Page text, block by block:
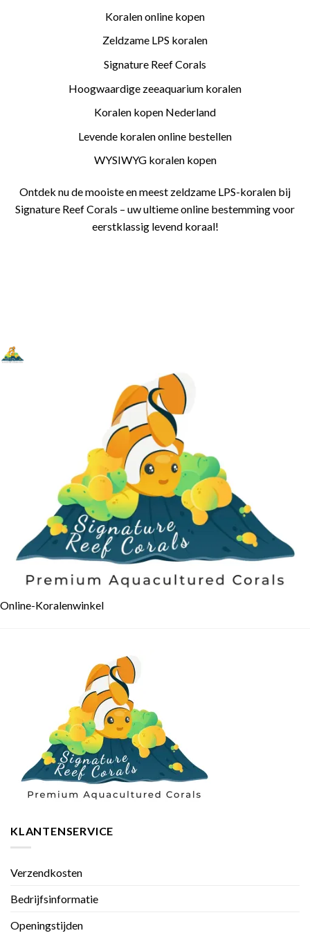
Koralen online kopen
Zeldzame LPS koralen
Signature Reef Corals
Hoogwaardige zeeaquarium koralen
Koralen kopen Nederland
Levende koralen online bestellen
WYSIWYG koralen kopen
Ontdek nu de mooiste en meest zeldzame LPS-koralen bij
Signature Reef Corals – uw ultieme online bestemming voor
eerstklassig levend koraal!
Online-Koralenwinkel
KLANTENSERVICE
Verzendkosten
Bedrijfsinformatie
Openingstijden